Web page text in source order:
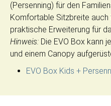
(Persenning) für den
Komfortable Sitzbreite auch
praktische Erweiterung für
Hinweis: Die EVO Box kann
und einem Canopy
EVO Box Kids +